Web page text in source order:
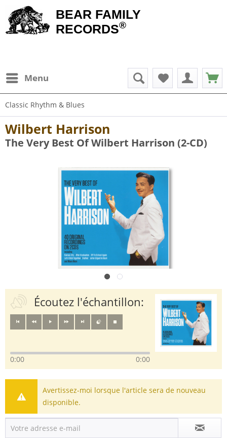
BEAR FAMILY
RECORDS®
Menu
Classic Rhythm & Blues
Wilbert Harrison
The Very Best Of Wilbert Harrison (2-CD)
Écoutez l'échantillon:
0:00 0:00
Avertissez-moi lorsque l'article sera de nouveau
disponible.